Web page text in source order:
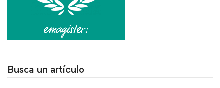
Busca un artículo